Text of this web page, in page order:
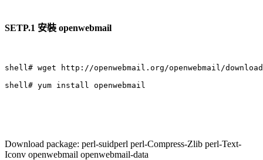
SETP.1 安裝 openwebmail
shell# wget http://openwebmail.org/openwebmail/
shell# yum install openwebmail
Download package: perl-suidperl perl-Compress-Zlib perl-Text-
Iconv openwebmail openwebmail-data